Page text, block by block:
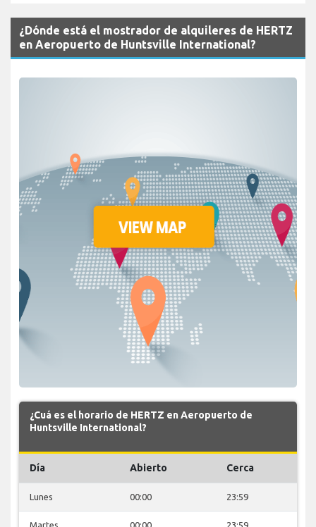
¿Dónde está el mostrador de alquileres de HERTZ
en Aeropuerto de Huntsville International?
¿Cuá es el horario de HERTZ en Aeropuerto de
Huntsville International?
Día Abierto Cerca
Lunes 00:00 23:59
Martes 00:00 23:59